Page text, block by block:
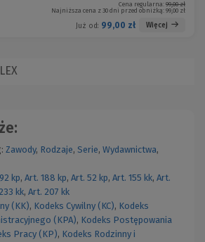
Cena regularna: 99,00 zł
Najniższa cena z 30 dni przed obniżką: 99,00 zł
Już od: 99,00 zł Więcej
Zawody, Rodzaje, Serie, Wydawnictwa,
kp, Art. 188 kp, Art. 52 kp, Art. 155 kk, Art.
kk, Art. 207 kk
(KK), Kodeks Cywilny (KC), Kodeks
(KPA), Kodeks Postępowania
Pracy (KP), Kodeks Rodzinny i